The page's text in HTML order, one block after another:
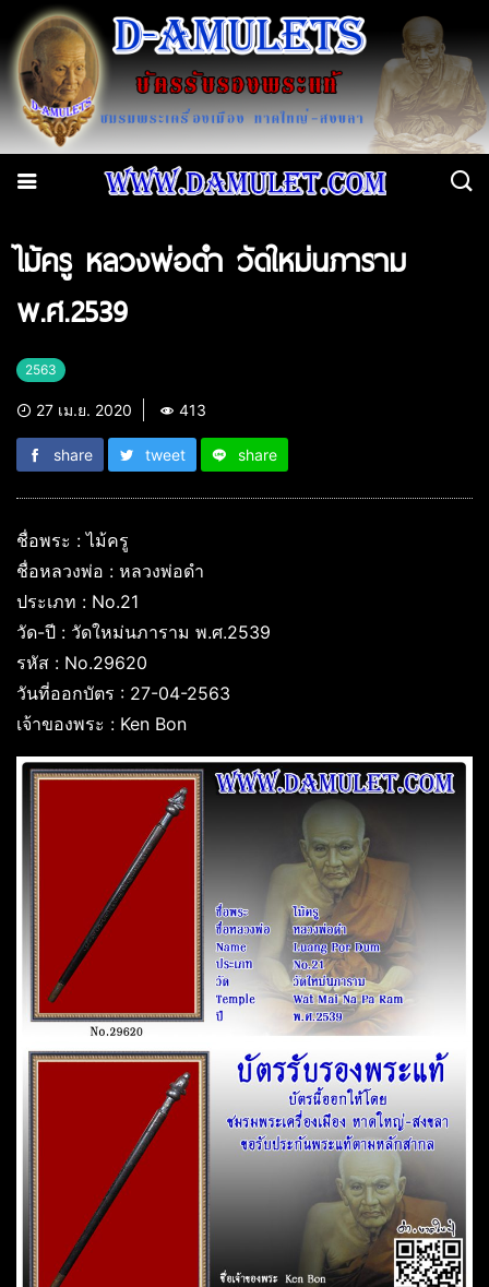
ไม้ครู หลวงพ่อดำ วัดใหม่นภาราม
พ.ศ.2539
2563
27 เม.ย. 2020 413
share tweet share
ชื่อพระ : ไม้ครู
ชื่อหลวงพ่อ : หลวงพ่อดำ
ประเภท : No.21
วัด-ปี : วัดใหม่นภาราม พ.ศ.2539
รหัส : No.29620
วันที่ออกบัตร : 27-04-2563
เจ้าของพระ : Ken Bon